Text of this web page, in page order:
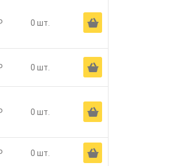
0 шт. Ä
0 шт. Ä
0 шт. Ä
0 шт. Ä